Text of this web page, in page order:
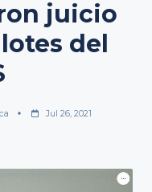
juicio
del
Jul 26, 2021